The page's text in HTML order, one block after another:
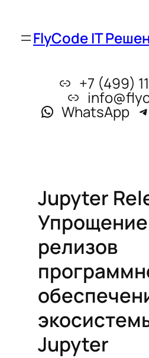
FlyCode IT
+7 (499)
WhatsApp
Jupyter
Упрощение
релизов
Jupyter